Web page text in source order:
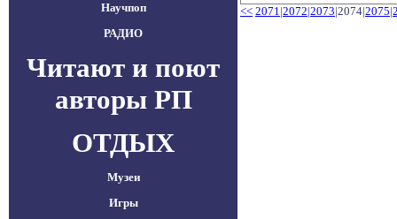
Научпоп
РАДИО
Читают и поют
авторы РП
ОТДЫХ
Музеи
Игры
<< 2071|2072|2073|2074|2075|